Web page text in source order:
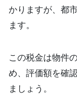
かりますが、都
ます。
この税金は物件
め、評価額を確
ましょう。